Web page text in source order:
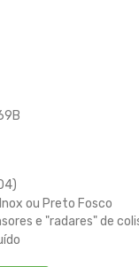
ou Preto Fosco
e "radares" de